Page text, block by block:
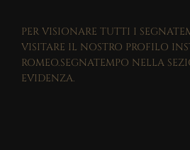
PER VISIONARE TUTTI I
VISITARE IL NOSTRO PROFILO
ROMEO.SEGNATEMPO NELLA
EVIDENZA.